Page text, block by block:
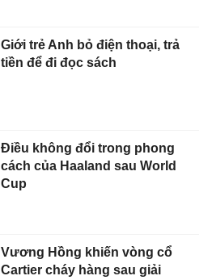
Giới trẻ Anh bỏ điện thoại, trả
tiền để đi đọc sách
Điều không đổi trong phong
cách của Haaland sau World
Cup
Vương Hồng khiến vòng cổ
Cartier cháy hàng sau giải